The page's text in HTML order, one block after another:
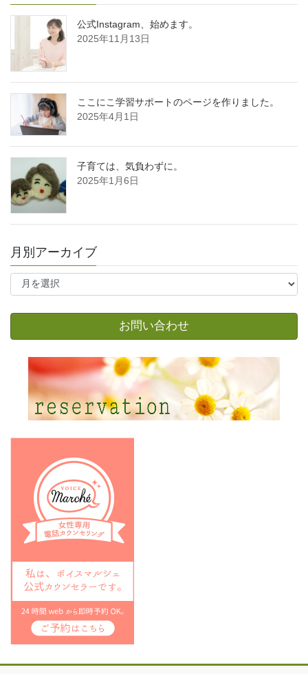
公式Instagram、始めます。
2025年11月13日
ここにこ学習サポートのページを作りました。
2025年4月1日
子育ては、気負わずに。
2025年1月6日
月別アーカイブ
月
ー
お問い合わせ